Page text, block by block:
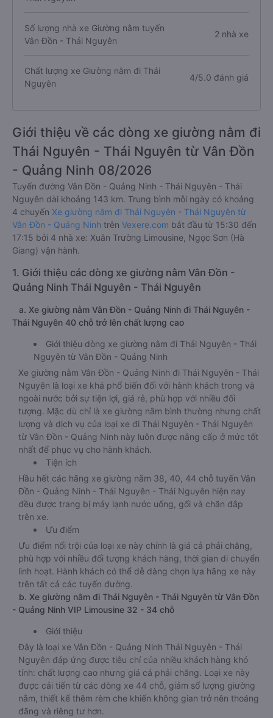
Số lượng nhà xe Giường nằm tuyến
Vân Đồn - Thái Nguyên
2 nhà xe
Chất lượng xe Giường nằm đi Thái
Nguyên
4/5.0 đánh giá
Giới thiệu về các dòng xe giường nằm đi
Thái Nguyên - Thái Nguyên từ Vân Đồn
- Quảng Ninh 08/2026
Tuyến đường Vân Đồn - Quảng Ninh - Thái Nguyên - Thái
Nguyên dài khoảng 143 km. Trung bình mỗi ngày có khoảng
4 chuyến Xe giường nằm đi Thái Nguyên - Thái Nguyên từ
Vân Đồn - Quảng Ninh trên Vexere.com bắt đầu từ 15:30 đến
17:15 bởi 4 nhà xe: Xuân Trường Limousine, Ngọc Sơn (Hà
Giang) vận hành.
1. Giới thiệu các dòng xe giường nằm Vân Đồn -
Quảng Ninh Thái Nguyên - Thái Nguyên
a. Xe giường nằm Vân Đồn - Quảng Ninh đi Thái Nguyên -
Thái Nguyên 40 chỗ trở lên chất lượng cao
Giới thiệu dòng xe giường nằm đi Thái Nguyên - Thái
Nguyên từ Vân Đồn - Quảng Ninh
Xe giường nằm Vân Đồn - Quảng Ninh đi Thái Nguyên - Thái
Nguyên là loại xe khá phổ biến đối với hành khách trong và
ngoài nước bởi sự tiện lợi, giá rẻ, phù hợp với nhiều đối
tượng. Mặc dù chỉ là xe giường nằm bình thường nhưng chất
lượng và dịch vụ của loại xe đi Thái Nguyên - Thái Nguyên
từ Vân Đồn - Quảng Ninh này luôn được nâng cấp ở mức tốt
nhất để phục vụ cho hành khách.
Tiện ích
Hầu hết các hãng xe giường nằm 38, 40, 44 chỗ tuyến Vân
Đồn - Quảng Ninh - Thái Nguyên - Thái Nguyên hiện nay
đều được trang bị máy lạnh nước uống, gối và chăn đắp
trên xe.
Ưu điểm
Ưu điểm nổi trội của loại xe này chính là giá cả phải chăng,
phù hợp với nhiều đối tượng khách hàng, thời gian di chuyển
linh hoạt. Hành khách có thể dễ dàng chọn lựa hãng xe này
trên tất cả các tuyến đường.
b. Xe giường nằm đi Thái Nguyên - Thái Nguyên từ Vân Đồn
- Quảng Ninh VIP Limousine 32 - 34 chỗ
Giới thiệu
Đây là loại xe Vân Đồn - Quảng Ninh Thái Nguyên - Thái
Nguyên đáp ứng được tiêu chí của nhiều khách hàng khó
tính: chất lượng cao nhưng giá cả phải chăng. Loại xe này
được cải tiến từ các dòng xe 44 chỗ, giảm số lượng giường
nằm, thiết kế thêm rèm che khiến không gian trở nên thoáng
đãng và riêng tư hơn.